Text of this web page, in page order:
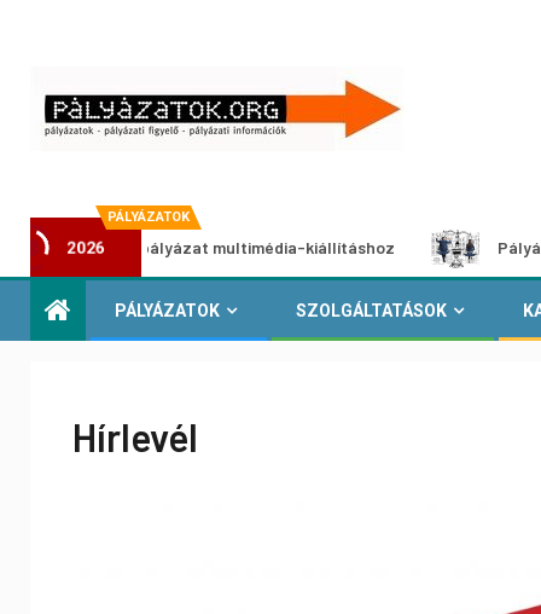
PÁLYÁZATOK
2026
Alkotói pályázat multimédia-kiállításhoz Pályázat a
PÁLYÁZATOK SZOLGÁLTATÁSOK
Hírlevél